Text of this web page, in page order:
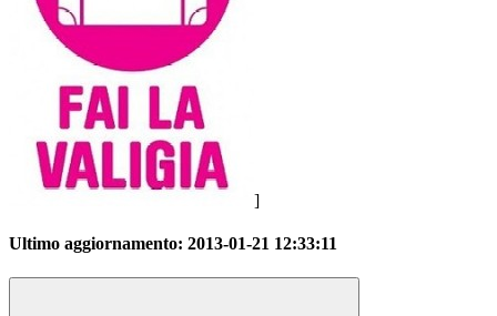
]
Ultimo aggiornamento: 2013-01-21 12:33:11